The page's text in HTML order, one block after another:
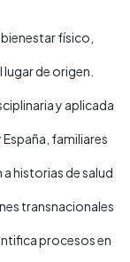
físico,
de origen.
y aplicada
familiares
historias de salud
transnacionales
procesos en